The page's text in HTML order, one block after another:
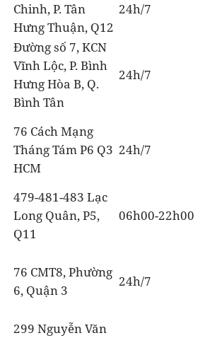
Chinh, P. Tân
Hưng Thuận, Q12
24h/7
Đường số 7, KCN
Vĩnh Lộc, P. Bình
Hưng Hòa B, Q.
Bình Tân
24h/7
76 Cách Mạng
Tháng Tám P6 Q3
HCM
24h/7
479-481-483 Lạc
Long Quân, P5,
Q11
06h00-22h00
76 CMT8, Phường
6, Quận 3
24h/7
299 Nguyễn Văn